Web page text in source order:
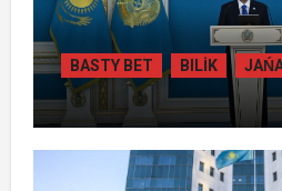
BASTY BET BILİK
ТОҚАЕВ БІРНЕШЕ
ЖОБАСЫНЫҢ
ТҮРДЕ БАСТАП БЕРДІ